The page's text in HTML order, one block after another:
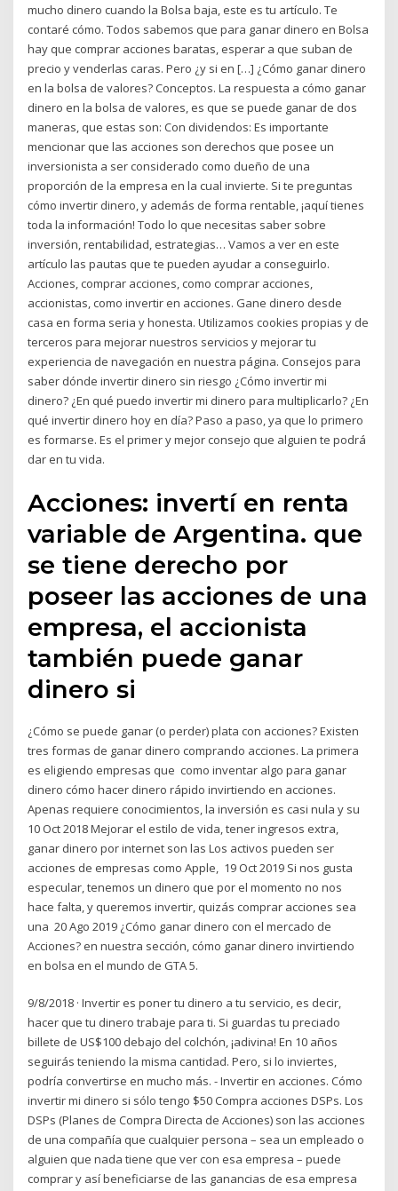
mucho dinero cuando la Bolsa baja, este es tu artículo. Te
contaré cómo. Todos sabemos que para ganar dinero en Bolsa
hay que comprar acciones baratas, esperar a que suban de
precio y venderlas caras. Pero ¿y si en […] ¿Cómo ganar dinero
en la bolsa de valores? Conceptos. La respuesta a cómo ganar
dinero en la bolsa de valores, es que se puede ganar de dos
maneras, que estas son: Con dividendos: Es importante
mencionar que las acciones son derechos que posee un
inversionista a ser considerado como dueño de una
proporción de la empresa en la cual invierte. Si te preguntas
cómo invertir dinero, y además de forma rentable, ¡aquí tienes
toda la información! Todo lo que necesitas saber sobre
inversión, rentabilidad, estrategias… Vamos a ver en este
artículo las pautas que te pueden ayudar a conseguirlo.
Acciones, comprar acciones, como comprar acciones,
accionistas, como invertir en acciones. Gane dinero desde
casa en forma seria y honesta. Utilizamos cookies propias y de
terceros para mejorar nuestros servicios y mejorar tu
experiencia de navegación en nuestra página. Consejos para
saber dónde invertir dinero sin riesgo ¿Cómo invertir mi
dinero? ¿En qué puedo invertir mi dinero para multiplicarlo? ¿En
qué invertir dinero hoy en día? Paso a paso, ya que lo primero
es formarse. Es el primer y mejor consejo que alguien te podrá
dar en tu vida.
Acciones: invertí en renta
variable de Argentina. que
se tiene derecho por
poseer las acciones de una
empresa, el accionista
también puede ganar
dinero si
¿Cómo se puede ganar (o perder) plata con acciones? Existen
tres formas de ganar dinero comprando acciones. La primera
es eligiendo empresas que como inventar algo para ganar
dinero cómo hacer dinero rápido invirtiendo en acciones.
Apenas requiere conocimientos, la inversión es casi nula y su
10 Oct 2018 Mejorar el estilo de vida, tener ingresos extra,
ganar dinero por internet son las Los activos pueden ser
acciones de empresas como Apple, 19 Oct 2019 Si nos gusta
especular, tenemos un dinero que por el momento no nos
hace falta, y queremos invertir, quizás comprar acciones sea
una 20 Ago 2019 ¿Cómo ganar dinero con el mercado de
Acciones? en nuestra sección, cómo ganar dinero invirtiendo
en bolsa en el mundo de GTA 5.
9/8/2018 · Invertir es poner tu dinero a tu servicio, es decir,
hacer que tu dinero trabaje para ti. Si guardas tu preciado
billete de US$100 debajo del colchón, ¡adivina! En 10 años
seguirás teniendo la misma cantidad. Pero, si lo inviertes,
podría convertirse en mucho más. - Invertir en acciones. Cómo
invertir mi dinero si sólo tengo $50 Compra acciones DSPs. Los
DSPs (Planes de Compra Directa de Acciones) son las acciones
de una compañía que cualquier persona – sea un empleado o
alguien que nada tiene que ver con esa empresa – puede
comprar y así beneficiarse de las ganancias de esa empresa